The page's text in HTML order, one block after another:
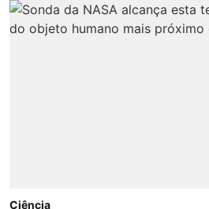
Ciência